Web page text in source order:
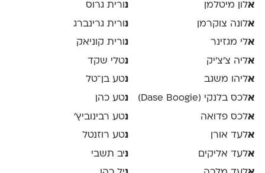
אלון מיטלמן
אלונה צוקרמן
אלי מגזינר
אליה צ׳צ׳יק
אליהו משגב
אלכס בלנקי (Dase Boogie)
אלכס פדואה
אלעד אורן
אלעד אליקים
נ ורית גרוס
נ ורית גרינברג
נורית קוניאק
נטלי שקד
נטע בן־טל
נטע כהן
נטע רבינוביץ׳
נטע רוזנטל
ניב תשבי